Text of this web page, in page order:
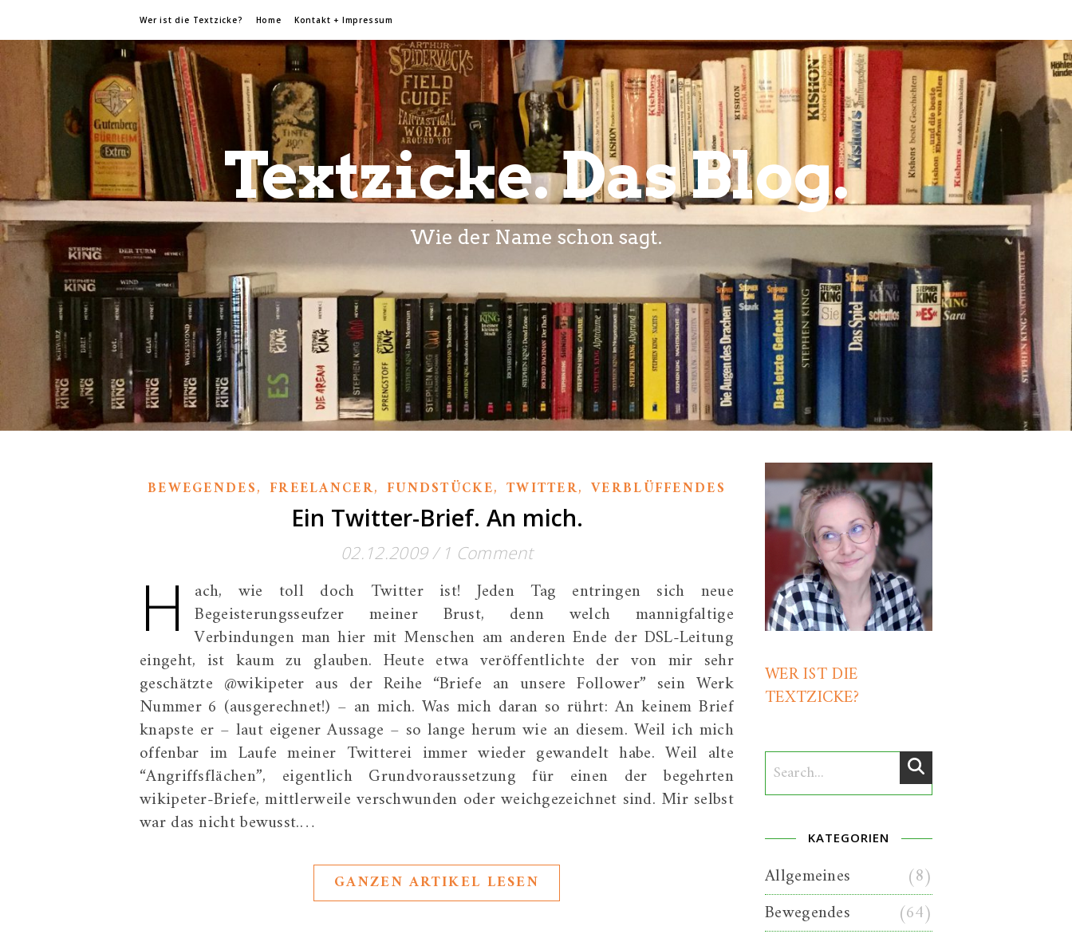
Wer ist die Textzicke? Home Kontakt + Impressum
Textzicke. Das Blog.
Wie der Name schon sagt.
BEWEGENDES, FREELANCER, FUNDSTÜCKE, TWITTER,VERBLÜFFENDES
Ein Twitter-Brief. An mich.
02.12.2009 / 1 Comment
H ach, wie toll doch Twitter ist! Jeden Tag entringen sich neue
Begeisterungsseufzer meiner Brust, denn welch mannigfaltige
Verbindungen man hier mit Menschen am anderen Ende der DSL-Leitung
eingeht, ist kaum zu glauben. Heute etwa veröffentlichte der von mir sehr
geschätzte @wikipeter aus der Reihe “Briefe an unsere Follower” sein Werk
Nummer 6 (ausgerechnet!) – an mich. Was mich daran so rührt: An keinem Brief
knapste er – laut eigener Aussage – so lange herum wie an diesem. Weil ich mich
offenbar im Laufe meiner Twitterei immer wieder gewandelt habe. Weil alte
“Angriffsflächen”, eigentlich Grundvoraussetzung für einen der begehrten
wikipeter-Briefe, mittlerweile verschwunden oder weichgezeichnet sind. Mir selbst
war das nicht bewusst.…
GANZEN ARTIKEL LESEN
WER IST DIE
TEXTZICKE?
KATEGORIEN
Allgemeines
(8)
Bewegendes
(64)